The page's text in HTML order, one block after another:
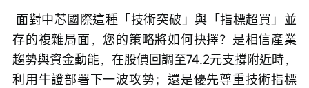
存的複雜局面，您的策略將如何抉擇？是相信產業
趨勢與資金動能，在股價回調至74.2元支撐附近時，
利用牛證部署下一波攻勢；還是優先尊重技術指標